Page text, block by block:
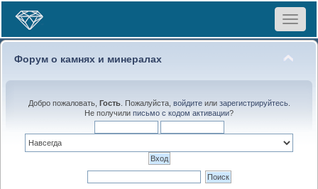
Toggle
Форум о камнях и минералах
Добро пожаловать, Гость. Пожалуйста, войдитеили зарегистрируйтесь.
Не получили письмо с кодом активации?